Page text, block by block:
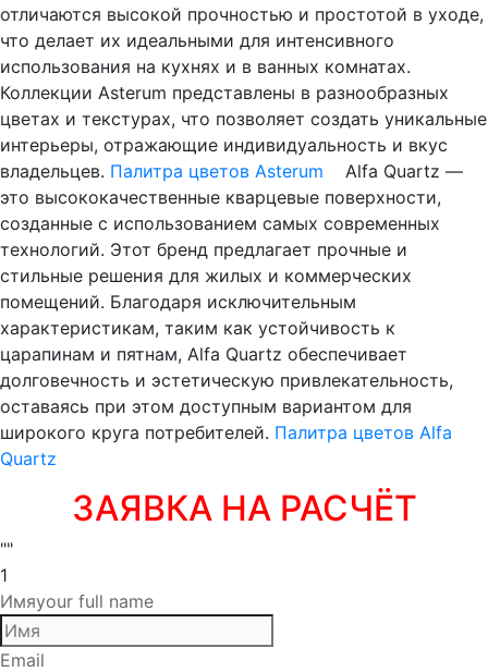
отличаются высокой прочностью и простотой в уходе,
что делает их идеальными для интенсивного
использования на кухнях и в ванных комнатах.
Коллекции Asterum представлены в разнообразных
цветах и текстурах, что позволяет создать уникальные
интерьеры, отражающие индивидуальность и вкус
владельцев. Палитра цветов Asterum
Alfa Quartz —
это высококачественные кварцевые поверхности,
созданные с использованием самых современных
технологий. Этот бренд предлагает прочные и
стильные решения для жилых и коммерческих
помещений. Благодаря исключительным
характеристикам, таким как устойчивость к
царапинам и пятнам, Alfa Quartz обеспечивает
долговечность и эстетическую привлекательность,
оставаясь при этом доступным вариантом для
широкого круга потребителей. Палитра цветов Alfa
Quartz
ЗАЯВКА НА РАСЧЁТ
""
1
Имяyour full name
Email